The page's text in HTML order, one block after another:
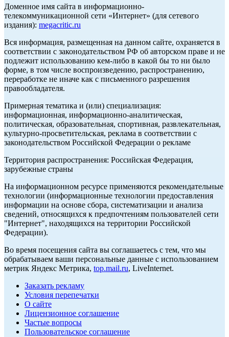
Доменное имя сайта в информационно-
телекоммуникационной сети «Интернет» (для сетевого
издания): megacritic.ru
Вся информация, размещенная на данном сайте, охраняется в
соответствии с законодательством РФ об авторском праве и не
подлежит использованию кем-либо в какой бы то ни было
форме, в том числе воспроизведению, распространению,
переработке не иначе как с письменного разрешения
правообладателя.
Примерная тематика и (или) специализация:
информационная, информационно-аналитическая,
политическая, образовательная, спортивная, развлекательная,
культурно-просветительская, реклама в соответствии с
законодательством Российской Федерации о рекламе
Территория распространения: Российская Федерация,
зарубежные страны
На информационном ресурсе применяются рекомендательные
технологии (информационные технологии предоставления
информации на основе сбора, систематизации и анализа
сведений, относящихся к предпочтениям пользователей сети
"Интернет", находящихся на территории Российской
Федерации).
Во время посещения сайта вы соглашаетесь с тем, что мы
обрабатываем ваши персональные данные с использованием
метрик Яндекс Метрика, top.mail.ru, LiveInternet.
Заказать рекламу
Условия перепечатки
О сайте
Лицензионное соглашение
Частые вопросы
Пользовательское соглашение